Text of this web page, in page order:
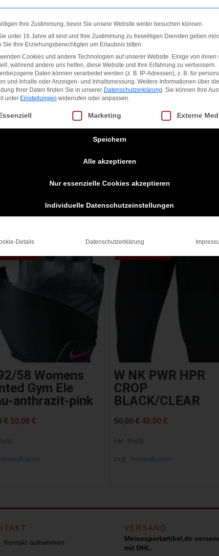
Cap für Kinder Bring mehr Swoosh in dein Spiel mit
Logo aus Metall verleihen deinem Look ein klares
Beste aus warmem, sonnigem Wetter machst. Die Nike Dri-
und ermöglicht so trockenen Tragekomfort. Das Twill-
ermöglicht einfaches Styling. Der Tri-Glide-
100 % recycelter Polyester. Metallplättchen mit Swoosh-
Importiert. 100% POLYESTER
58 Womens
Gym Ele
anthrazit-pink
€ Ursprünglicher
10,00€
W NK PWR HPR
CROP
BLACK/CLEAR
50,00 € Ursprünglicher
40,00 €
inkl. MwSt.
zzgl. Versandkosten
Kontakt aufnehmen
VERSAND
Meinesportartikel.de
mit DHL.
Ihre Zustimmung, bevor Sie unsere Website weiter besuchen können.
unter 16 Jahre alt sind und Ihre Zustimmung zu freiwilligen Diensten geben
Sie Ihre Erziehungsberechtigten um Erlaubnis bitten.
Cookies und andere Technologien auf unserer Website. Einige von ihnen
während andere uns helfen, diese Website und Ihre Erfahrung zu verbessern.
Daten können verarbeitet werden (z. B. IP-Adressen), z. B. für
und Inhalte oder Anzeigen- und Inhaltsmessung. Weitere Informationen über die
Ihrer Daten finden Sie in unserer Datenschutzerklärung Sie können Ihre
unter Einstellungen widerrufen oder anpassen.
eine Liste der Service-Gruppen, für die eine Einwilligung erteilt
Marketing Externe
Speichern
Alle akzeptieren
Nur essenzielle Cookies akzeptieren
Individuelle Datenschutzeinstellungen
Details Datenschutzerklärung